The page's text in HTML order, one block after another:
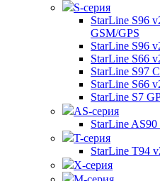
S-серия
StarLine S96
GSM/GPS
StarLine S96
StarLine S66
StarLine S97
StarLine S66
StarLine S7
AS-серия
StarLine AS90
T-серия
StarLine T94
X-серия